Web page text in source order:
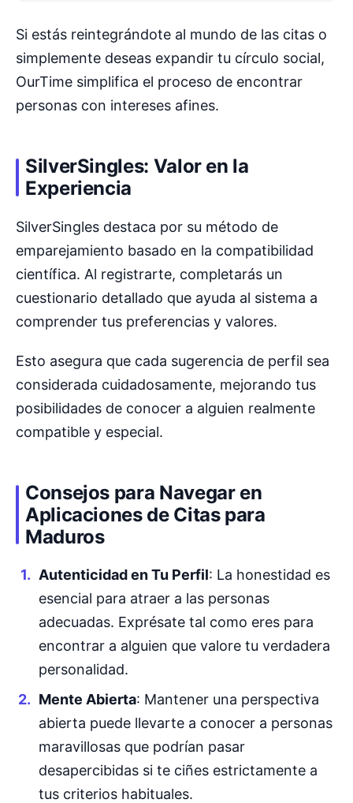
Si estás reintegrándote al mundo de las citas o
simplemente deseas expandir tu círculo social,
OurTime simplifica el proceso de encontrar
personas con intereses afines.
SilverSingles: Valor en la
Experiencia
SilverSingles destaca por su método de
emparejamiento basado en la compatibilidad
científica. Al registrarte, completarás un
cuestionario detallado que ayuda al sistema a
comprender tus preferencias y valores.
Esto asegura que cada sugerencia de perfil sea
considerada cuidadosamente, mejorando tus
posibilidades de conocer a alguien realmente
compatible y especial.
Consejos para Navegar en
Aplicaciones de Citas para
Maduros
Autenticidad en Tu Perfil: La honestidad es
esencial para atraer a las personas
adecuadas. Exprésate tal como eres para
encontrar a alguien que valore tu verdadera
personalidad.
Mente Abierta: Mantener una perspectiva
abierta puede llevarte a conocer a personas
maravillosas que podrían pasar
desapercibidas si te ciñes estrictamente a
tus criterios habituales.